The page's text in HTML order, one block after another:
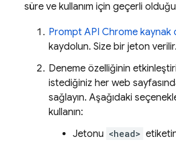
süre ve kullanım için geçerli
Prompt API Chrome kaynak
kaydolun. Size bir jeton verilir.
Deneme özelliğinin
istediğiniz her web
sağlayın. Aşağıdaki
kullanın:
Jetonu <head>